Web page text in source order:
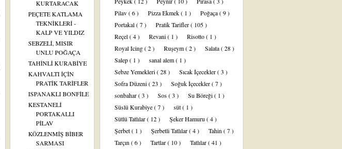
KURTARACAK
PEÇETE KATLAMA
TEKNİKLERİ -
KALP VE YILDIZ
SEBZELİ, MISIR
UNLU POĞAÇA
TAHİNLİ KURABİYE
KAHVALTI İÇİN
PRATİK TARİFLER
ISPANAKLI BONFİLE
KESTANELİ
PORTAKALLI
PİLAV
KÖZLENMİŞ BİBER
SARMASI
Pilav( 6 ) Pizza Ekmek( 1 ) Poğaça( 9 )
Portakal( 7 ) Pratik Tarifler( 105 )
Reçel( 4 ) Revani( 1 ) Risotto( 1 )
Royal Icing( 2 ) Ruşeym( 2 ) Salata( 28 )
Salep( 1 ) sanal alem( 1 )
Sebze Yemekleri( 28 ) Sıcak İçecekler( 3 )
Sofra Düzeni( 23 ) Soğuk İçecekler( 7 )
sonbahar( 3 ) Sos( 3 ) Su Böreği( 1 )
Süslü Kurabiye( 7 ) süt( 1 )
Sütlü Tatlılar( 12 ) Şeker Hamuru ( 4 )
Şerbet( 1 ) Şerbetli Tatlılar( 4 ) Tahin ( 7 )
Tarçın ( 6 ) Tartlar( 10 ) Tatlılar( 41 )